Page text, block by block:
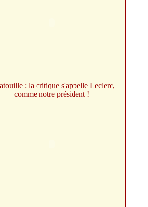
: la critique s'appelle Leclerc,
comme notre président !